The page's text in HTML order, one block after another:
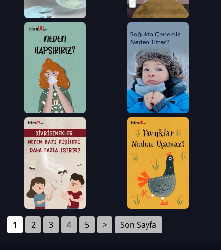
1 2 3 4 5 > Son Sayfa